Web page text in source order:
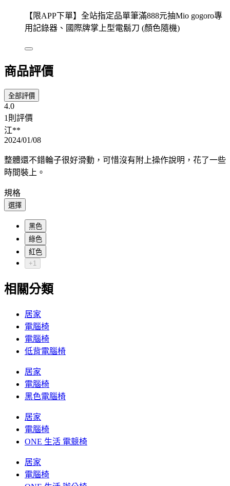
【限APP下單】全站指定品單筆滿888元抽Mio gogoro專
用記錄器、國際牌掌上型電鬍刀 (顏色隨機)
商品評價
全部評價
4.0
1則評價
江**
2024/01/08
整體還不錯輪子很好滑動，可惜沒有附上操作說明，花了一些
時間裝上。
規格
選擇
黑色
綠色
紅色
+1
相關分類
居家
電腦椅
電腦椅
低背電腦椅
居家
電腦椅
黑色電腦椅
居家
電腦椅
ONE 生活 電競椅
居家
電腦椅